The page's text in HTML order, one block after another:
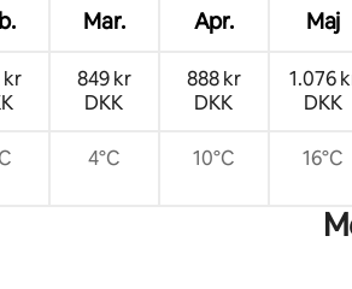
Mar. Apr. Maj
kr
849 kr
DKK
888 kr
DKK
1.076
DKK
4°C 10°C 16°C